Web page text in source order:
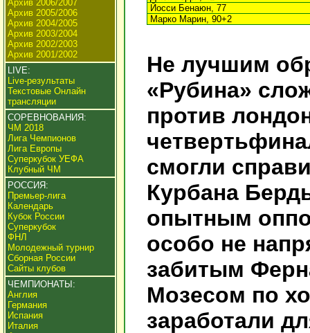
Архив 2006/2007
Архив 2005/2006
Архив 2004/2005
Архив 2003/2004
Архив 2002/2003
Архив 2001/2002
LIVE:
Live-результаты
Текстовые Онлайн
трансляции
СОРЕВНОВАНИЯ:
ЧМ 2018
Лига Чемпионов
Лига Европы
Суперкубок УЕФА
Клубный ЧМ
РОССИЯ:
Премьер-лига
Календарь
Кубок России
Суперкубок
ФНЛ
Молодежный турнир
Сборная России
Сайты клубов
ЧЕМПИОНАТЫ:
Англия
Германия
Испания
Италия
Йосси Бенаюн, 77
Марко Марин, 90+2
Не лучшим
«Рубина»
против
смогли
Курбана
опытным
особо не
забитым
Мозесом по
заработали